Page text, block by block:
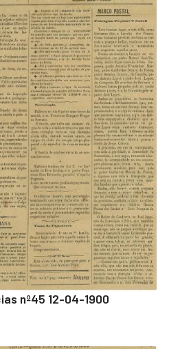
nº45 12-04-1900